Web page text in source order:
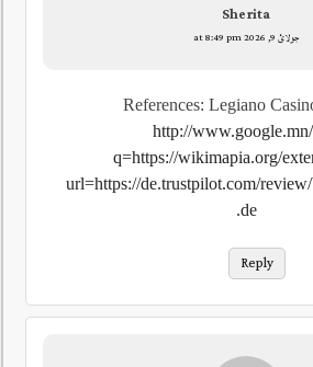
Sherita
جولائ 9, 2026 at 8:49 pm
References: Legiano
http://
q=https://wikimapia.org/
url=https://de.trustpilot.com/
.de
Reply